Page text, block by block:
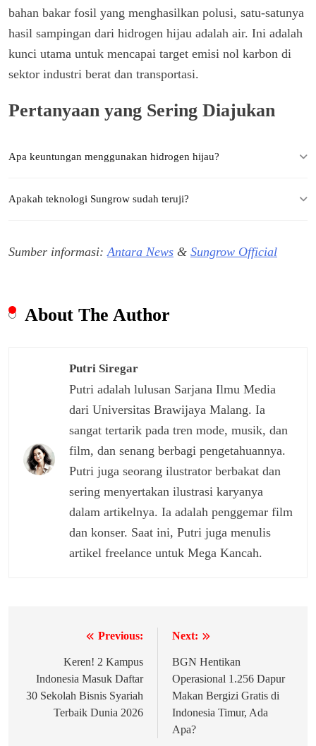
bahan bakar fosil yang menghasilkan polusi, satu-satunya
hasil sampingan dari hidrogen hijau adalah air. Ini adalah
kunci utama untuk mencapai target emisi nol karbon di
sektor industri berat dan transportasi.
Pertanyaan yang Sering Diajukan
Apa keuntungan menggunakan hidrogen hijau?
Apakah teknologi Sungrow sudah teruji?
Sumber informasi:Antara News & Sungrow Official
About The Author
Putri Siregar
Putri adalah lulusan Sarjana Ilmu Media
dari Universitas Brawijaya Malang. Ia
sangat tertarik pada tren mode, musik, dan
film, dan senang berbagi pengetahuannya.
Putri juga seorang ilustrator berbakat dan
sering menyertakan ilustrasi karyanya
dalam artikelnya. Ia adalah penggemar film
dan konser. Saat ini, Putri juga menulis
artikel freelance untuk Mega Kancah.
Previous:
Keren! 2 Kampus
Indonesia Masuk Daftar
30 Sekolah Bisnis Syariah
Terbaik Dunia 2026
Next:
BGN Hentikan
Operasional 1.256 Dapur
Makan Bergizi Gratis di
Indonesia Timur, Ada
Apa?